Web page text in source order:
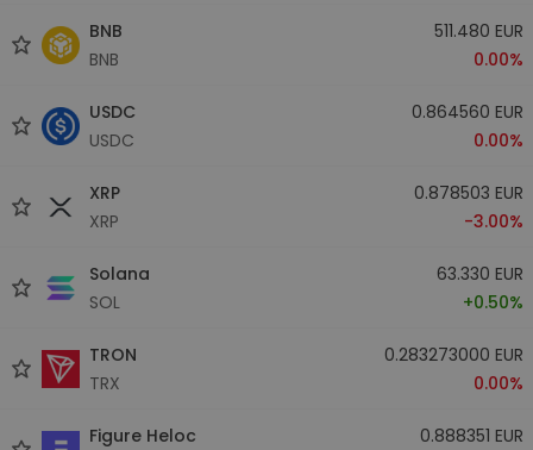
BNB
BNB
511.480 EUR
0.00%
USDC
USDC
0.864560 EUR
0.00%
XRP
XRP
0.878503 EUR
-3.00%
Solana
SOL
63.330 EUR
+0.50%
TRON
TRX
0.283273000 EUR
0.00%
Figure Heloc
0.888351 EUR